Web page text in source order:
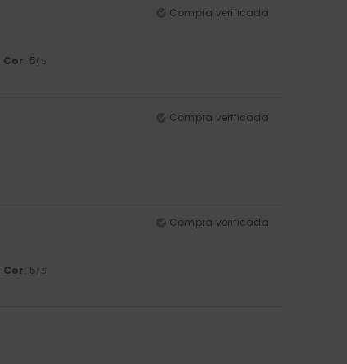
Compra verificada
Cor: 5/5
Compra verificada
Compra verificada
Cor: 5/5